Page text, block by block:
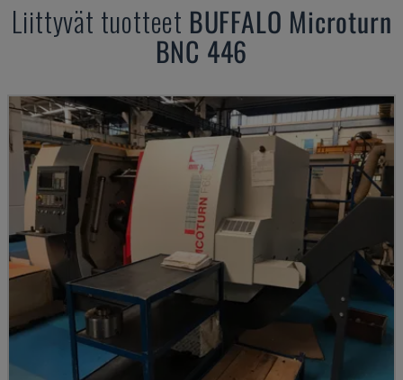
Liittyvät tuotteet BUFFALO Microturn
BNC 446